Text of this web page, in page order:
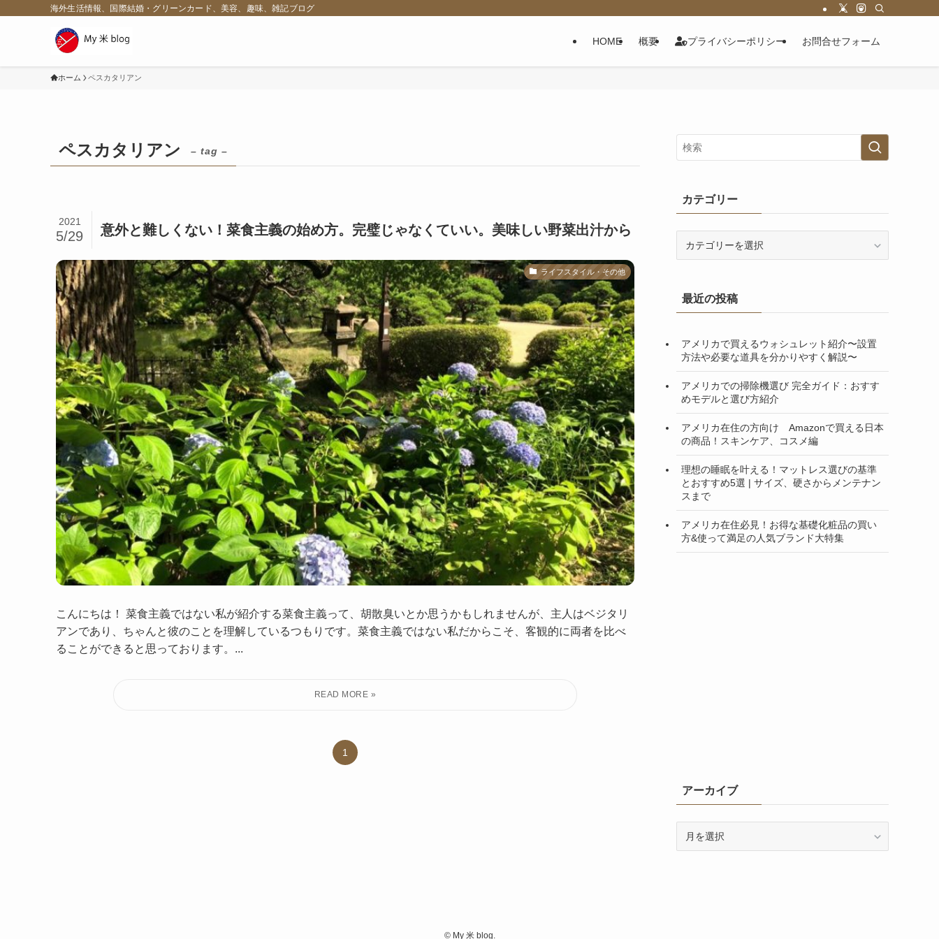
海外生活情報、国際結婚・グリーンカード、美容、趣味、雑記ブログ
HOME 概要 プライバシーポリシー お問合せフォーム
ホーム ペスカタリアン
ペスカタリアン – tag –
意外と難しくない！菜食主義の始め方。完璧じゃなくていい。美味しい野菜出汁から
2021
5/29
ライフスタイル・その他
こんにちは！ 菜食主義ではない私が紹介する菜食主義って、胡散臭いとか思うかもしれませんが、主人はベジタリ
アンであり、ちゃんと彼のことを理解しているつもりです。菜食主義ではない私だからこそ、客観的に両者を比べ
ることができると思っております。...
1
カテゴリー
ー最近の投稿
アメリカで買えるウォシュレット紹介〜設置
方法や必要な道具を分かりやすく解説〜
アメリカでの掃除機選び 完全ガイド：おすす
めモデルと選び方紹介
アメリカ在住の方向け Amazonで買える日本
の商品！スキンケア、コスメ編
理想の睡眠を叶える！マットレス選びの基準
とおすすめ5選 | サイズ、硬さからメンテナン
スまで
アメリカ在住必見！お得な基礎化粧品の買い
方&使って満足の人気ブランド大特集
アーカイブ
©My 米 blog.